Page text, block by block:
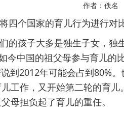
作者：佚
个国家的育儿行为进行对比
孩子大多是独生子女，独
今中国的祖父母参与育儿
到2012年可能会占到80%
工作，又开始第二轮的育
母担负起了育儿的重任。